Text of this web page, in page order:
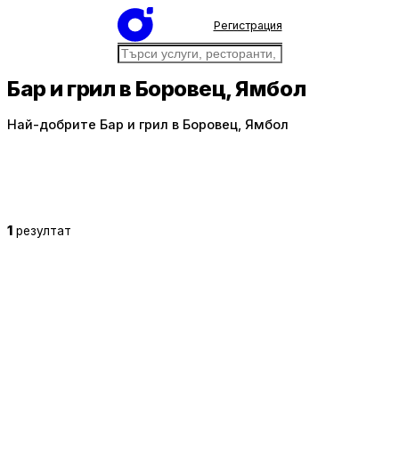
Регистрация
Бар и грил в Боровец, Ямбол
Най-добрите Бар и грил в Боровец, Ямбол
1 резултат